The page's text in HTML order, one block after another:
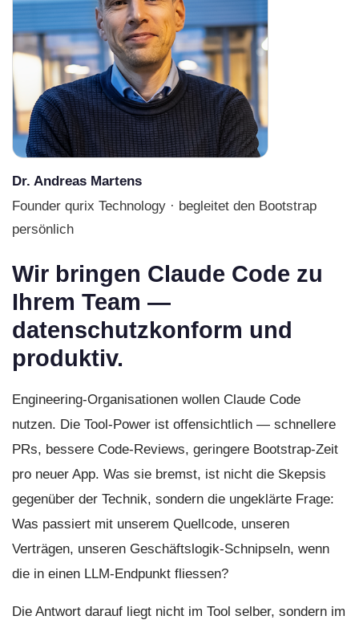
Dr. Andreas Martens
Founder qurix Technology · begleitet den Bootstrap
persönlich
Wir bringen Claude Code zu
Ihrem Team —
datenschutzkonform und
produktiv.
Engineering-Organisationen wollen Claude Code
nutzen. Die Tool-Power ist offensichtlich — schnellere
PRs, bessere Code-Reviews, geringere Bootstrap-Zeit
pro neuer App. Was sie bremst, ist nicht die Skepsis
gegenüber der Technik, sondern die ungeklärte Frage:
Was passiert mit unserem Quellcode, unseren
Verträgen, unseren Geschäftslogik-Schnipseln, wenn
die in einen LLM-Endpunkt fliessen?
Die Antwort darauf liegt nicht im Tool selber, sondern im